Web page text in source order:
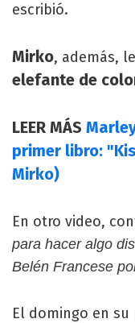
escribió.
Mirko, además,
elefante de
LEER MÁS
primer libro:
Mirko)
En otro video,
para hacer algo
Belén Francese
El domingo en su